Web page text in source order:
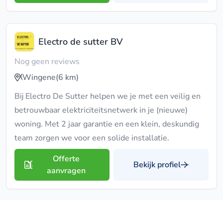
Electro de sutter BV
Nog geen reviews
Wingene(6 km)
Bij Electro De Sutter helpen we je met een veilig en
betrouwbaar elektriciteitsnetwerk in je (nieuwe)
woning. Met 2 jaar garantie en een klein, deskundig
team zorgen we voor een solide installatie.
Offerte
aanvragen
Bekijk profiel